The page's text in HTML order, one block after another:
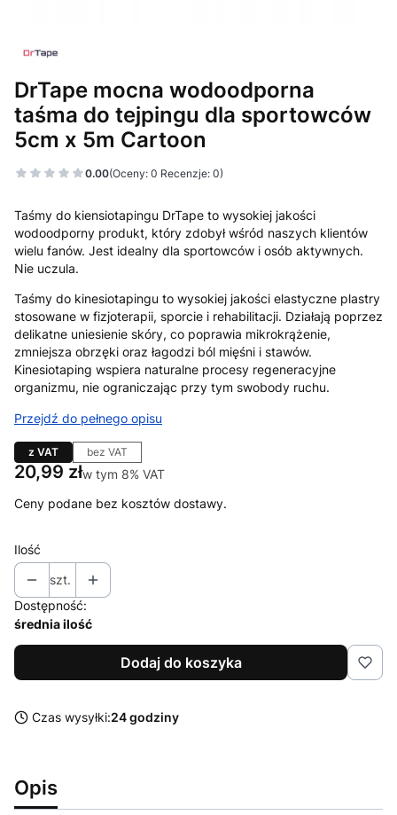
DrTape mocna wodoodporna
taśma do tejpingu dla sportowców
5cm x 5m Cartoon
0.00(Oceny: 0 Recenzje: 0)
Taśmy do kiensiotapingu DrTape to wysokiej jakości
wodoodporny produkt, który zdobył wśród naszych klientów
wielu fanów. Jest idealny dla sportowców i osób aktywnych.
Nie uczula.
Taśmy do kinesiotapingu to wysokiej jakości elastyczne plastry
stosowane w fizjoterapii, sporcie i rehabilitacji. Działają poprzez
delikatne uniesienie skóry, co poprawia mikrokrążenie,
zmniejsza obrzęki oraz łagodzi ból mięśni i stawów.
Kinesiotaping wspiera naturalne procesy regeneracyjne
organizmu, nie ograniczając przy tym swobody ruchu.
Przejdź do pełnego opisu
z VAT bez VAT
Cena
20,99 złw tym 8% VAT
w tym 8% VAT
Ceny podane bez kosztów dostawy.
Ilość
szt.
Dostępność:
średnia ilość
Dodaj do koszyka
Czas wysyłki:24 godziny
Opis